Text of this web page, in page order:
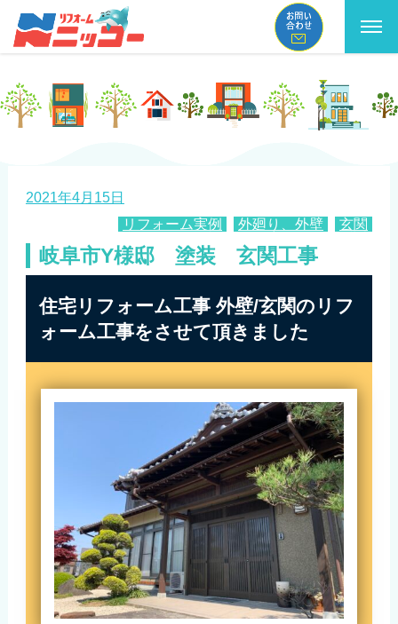
2021年4月15日
リフォーム実例
外廻り、外壁 玄関
岐阜市Y様邸 塗装 玄関工事
住宅リフォーム工事 外壁/玄関のリフ
ォーム工事をさせて頂きました